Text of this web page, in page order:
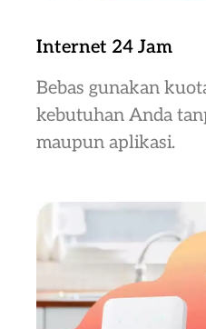
Internet 24 Jam
Bebas gunakan
kebutuhan Anda
maupun aplikasi.